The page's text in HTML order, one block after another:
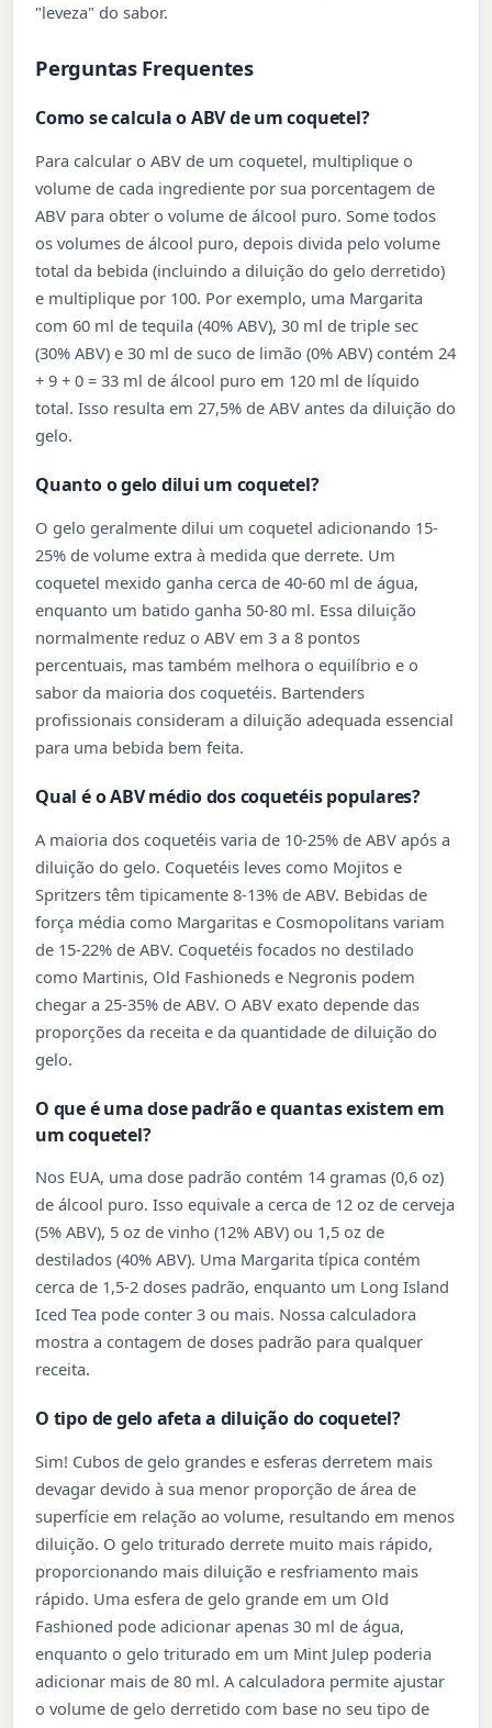
"leveza" do sabor.
Perguntas Frequentes
Como se calcula o ABV de um coquetel?
Para calcular o ABV de um coquetel, multiplique o
volume de cada ingrediente por sua porcentagem de
ABV para obter o volume de álcool puro. Some todos
os volumes de álcool puro, depois divida pelo volume
total da bebida (incluindo a diluição do gelo derretido)
e multiplique por 100. Por exemplo, uma Margarita
com 60 ml de tequila (40% ABV), 30 ml de triple sec
(30% ABV) e 30 ml de suco de limão (0% ABV) contém 24
+ 9 + 0 = 33 ml de álcool puro em 120 ml de líquido
total. Isso resulta em 27,5% de ABV antes da diluição do
gelo.
Quanto o gelo dilui um coquetel?
O gelo geralmente dilui um coquetel adicionando 15-
25% de volume extra à medida que derrete. Um
coquetel mexido ganha cerca de 40-60 ml de água,
enquanto um batido ganha 50-80 ml. Essa diluição
normalmente reduz o ABV em 3 a 8 pontos
percentuais, mas também melhora o equilíbrio e o
sabor da maioria dos coquetéis. Bartenders
profissionais consideram a diluição adequada essencial
para uma bebida bem feita.
Qual é o ABV médio dos coquetéis populares?
A maioria dos coquetéis varia de 10-25% de ABV após a
diluição do gelo. Coquetéis leves como Mojitos e
Spritzers têm tipicamente 8-13% de ABV. Bebidas de
força média como Margaritas e Cosmopolitans variam
de 15-22% de ABV. Coquetéis focados no destilado
como Martinis, Old Fashioneds e Negronis podem
chegar a 25-35% de ABV. O ABV exato depende das
proporções da receita e da quantidade de diluição do
gelo.
O que é uma dose padrão e quantas existem em
um coquetel?
Nos EUA, uma dose padrão contém 14 gramas (0,6 oz)
de álcool puro. Isso equivale a cerca de 12 oz de cerveja
(5% ABV), 5 oz de vinho (12% ABV) ou 1,5 oz de
destilados (40% ABV). Uma Margarita típica contém
cerca de 1,5-2 doses padrão, enquanto um Long Island
Iced Tea pode conter 3 ou mais. Nossa calculadora
mostra a contagem de doses padrão para qualquer
receita.
O tipo de gelo afeta a diluição do coquetel?
Sim! Cubos de gelo grandes e esferas derretem mais
devagar devido à sua menor proporção de área de
superfície em relação ao volume, resultando em menos
diluição. O gelo triturado derrete muito mais rápido,
proporcionando mais diluição e resfriamento mais
rápido. Uma esfera de gelo grande em um Old
Fashioned pode adicionar apenas 30 ml de água,
enquanto o gelo triturado em um Mint Julep poderia
adicionar mais de 80 ml. A calculadora permite ajustar
o volume de gelo derretido com base no seu tipo de